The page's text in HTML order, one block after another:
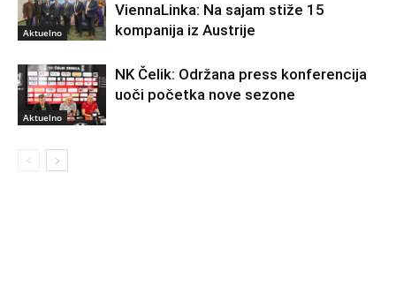
Aktuelno
ViennaLinka: Na sajam stiže 15
kompanija iz Austrije
Aktuelno
NK Čelik: Održana press konferencija
uoči početka nove sezone